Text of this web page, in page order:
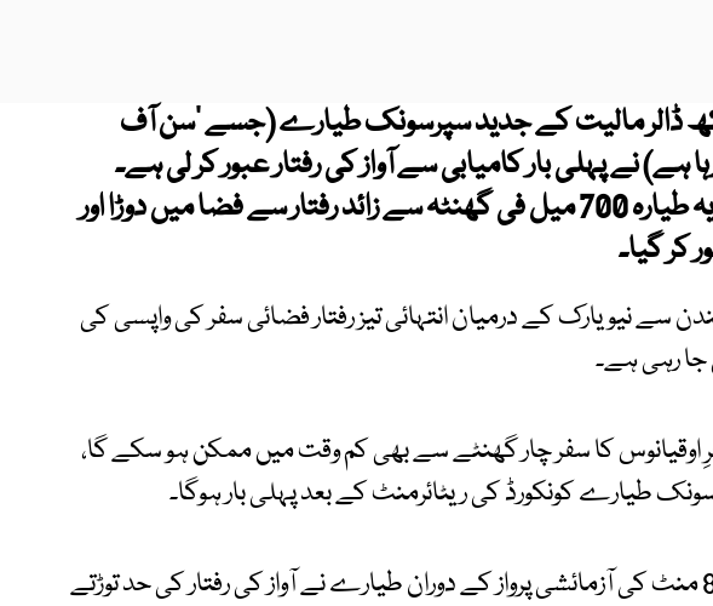
کے 24 کروڑ 70 لاکھ ڈالر مالیت کے جدید سپرسونک طیارے (جسے ’سن آف
ہے) نے پہلی بار کامیابی سے آواز کی رفتارعبور کر لی ہے۔
آزمائشی پرواز کے دوران یہ طیارہ 700 میل فی گھنٹہ سے زائد رفتار سے فضا میں دوڑا اور
گیا۔
سے نیویارک کے درمیان انتہائی تیز رفتار فضائی سفر کی واپسی کی
جا رہی ہے۔
کا سفر چار گھنٹے سے بھی کم وقت میں ممکن ہو سکے گا،
جمعے کے روز ہونے والی 81 منٹ کی آزمائشی پرواز کے دوران طیارے نے آواز کی رفتار کی حد توڑتے